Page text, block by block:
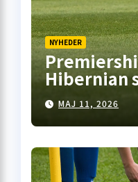
NYHEDER
Hibernian
Falkirk,
Motherwell
opgøret
for døren
MAJ 11, 2026